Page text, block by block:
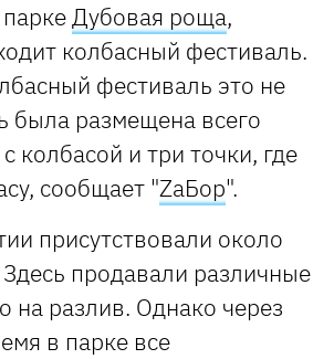
Дубовая роща,
колбасный фестиваль.
фестиваль это не
была размещена всего
колбасой и три точки, где
сообщает "ZaБор".
присутствовали около
продавали различные
на разлив. Однако через
в парке все